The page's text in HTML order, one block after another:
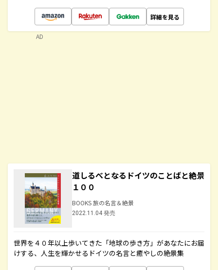
詳細を見る
道しるべとなるドイツのことばと絶景
１００
BOOKS 旅の名言＆絶景
2022.11.04 発売
世界を４０年以上歩いてきた「地球の歩き方」があなたにお届
けする、人生を輝かせるドイツの名言と癒やしの絶景集
AD